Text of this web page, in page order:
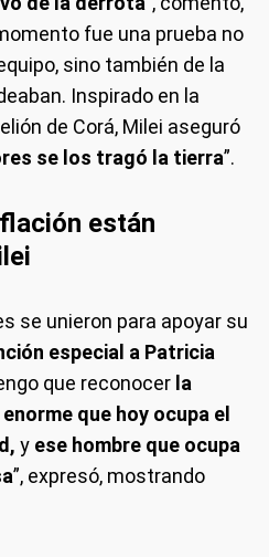
fue una prueba no
sino también de la
Inspirado en la
de Corá, Milei aseguró
se los tragó la tierra”.
están
se unieron para apoyar su
especial a Patricia
que reconocer la
que hoy ocupa el
y ese hombre que ocupa
”, expresó, mostrando